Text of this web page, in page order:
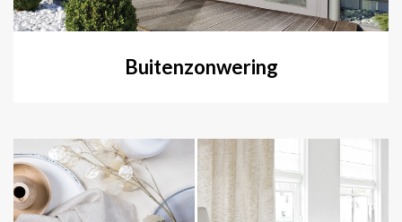
Buitenzonwering